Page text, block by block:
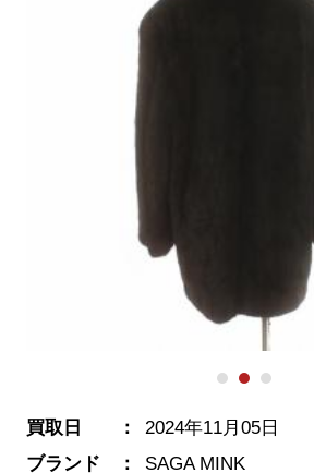
買取日
2024年11月05日
ブランド
SAGA MINK